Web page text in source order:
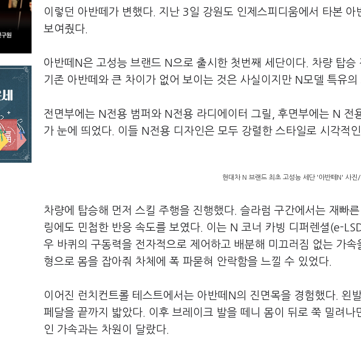
이렇던 아반떼가 변했다. 지난 3일 강원도 인제스피디움에서 타본
보여줬다.
아반떼N은 고성능 브랜드 N으로 출시한 첫번째 세단이다. 차량 탑
기존 아반떼와 큰 차이가 없어 보이는 것은 사실이지만 N모델 특유
전면부에는 N전용 범퍼와 N전용 라디에이터 그릴, 후면부에는 N 전
가 눈에 띄었다. 이들 N전용 디자인은 모두 강렬한 스타일로 시각적
현대차 N 브랜드 최초 고성능 세단 '아반떼N' 사진
차량에 탑승해 먼저 스킬 주행을 진행했다. 슬라럼 구간에서는 재빠
링에도 민첩한 반응 속도를 보였다. 이는 N 코너 카빙 디퍼렌셜(e-
우 바퀴의 구동력을 전자적으로 제어하고 배분해 미끄러짐 없는 가
형으로 몸을 잡아줘 차체에 폭 파묻혀 안락함을 느낄 수 있었다.
이어진 런치컨트롤 테스트에서는 아반떼N의 진면목을 경험했다. 왼
페달을 끝까지 밟았다. 이후 브레이크 발을 떼니 몸이 뒤로 쭉 밀려
인 가속과는 차원이 달랐다.